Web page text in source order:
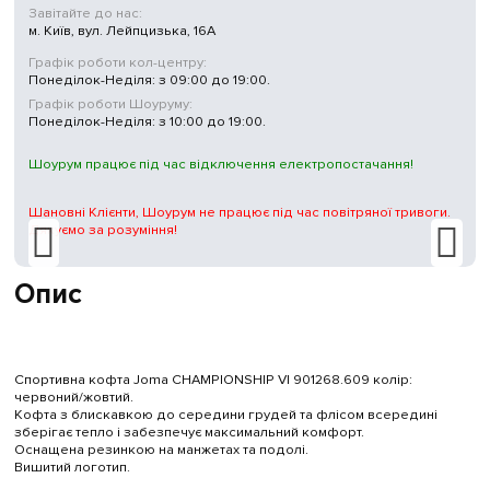
Опис
Спортивна кофта Joma CHAMPIONSHIP VI 901268.609 колір:
червоний/жовтий.
Кофта з блискавкою до середини грудей та флісом всередині
зберігає тепло і забезпечує максимальний комфорт.
Оснащена резинкою на манжетах та подолі.
Вишитий логотип.
Завітайте до нас:
м. Київ, вул. Лейпцизька, 16А
Графік роботи кол-центру:
Понеділок-Неділя: з 09:00 до 19:00.
Графік роботи Шоуруму:
Понеділок-Неділя: з 10:00 до 19:00.
Шоурум працює під час відключення електропостачання!
Шановні Клієнти, Шоурум не працює під час повітряної тривоги.
Дякуємо за розуміння!